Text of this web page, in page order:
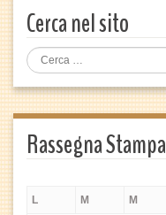
Cerca nel sito
Rassegna Stampa
L
M M